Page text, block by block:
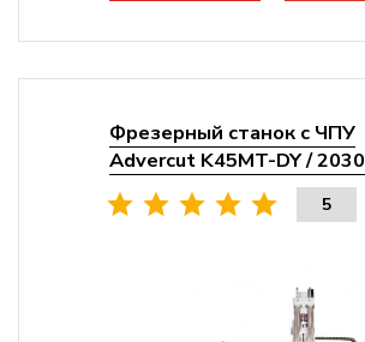
Фрезерный станок с ЧПУ
Advercut K45MT-DY / 2030
5